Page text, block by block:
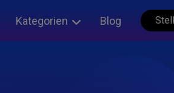
Kategorien Blog